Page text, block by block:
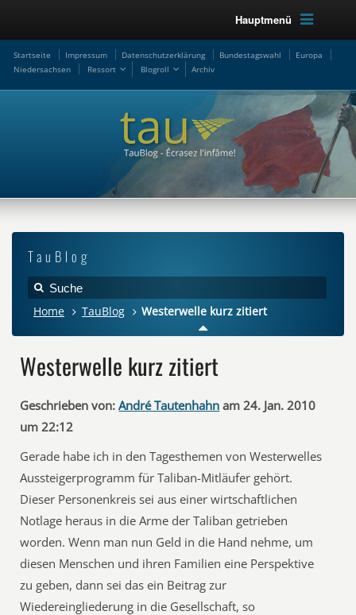
Hauptmenü
Startseite Impressum Datenschutzerklärung Bundestagswahl
Europa
Niedersachsen
Ressort Blogroll Archiv
TauBlog
Home TauBlog Westerwelle kurz zitiert
Westerwelle kurz zitiert
Geschrieben von: André Tautenhahn am 24. Jan. 2010
um 22:12
Gerade habe ich in den Tagesthemen von Westerwelles
Aussteigerprogramm für Taliban-Mitläufer gehört.
Dieser Personenkreis sei aus einer wirtschaftlichen
Notlage heraus in die Arme der Taliban getrieben
worden. Wenn man nun Geld in die Hand nehme, um
diesen Menschen und ihren Familien eine Perspektive
zu geben, dann sei das ein Beitrag zur
Wiedereingliederung in die Gesellschaft, so